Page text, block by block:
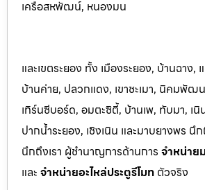
เครือสหพัฒน์, หนองมน
และเขตระยอง ทั้ง เมืองระยอง, บ้านฉาง,
บ้านค่าย, ปลวกแดง, เขาชะเมา, นิคมพัฒ
เทิร์นซีบอร์ด, อมตะซิตี้, บ้านเพ, ทับมา, เนิ
ปากน้ำระยอง, เชิงเนิน และมาบยางพร นึ
นึกถึงเรา ผู้ชำนาญการด้านการ จำหน่าย
และ จำหน่ายอะไหล่ประตูรีโมท ตัวจริง